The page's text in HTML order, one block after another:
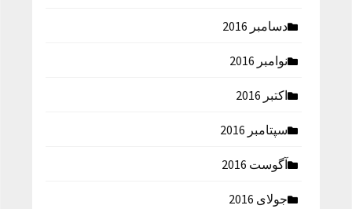
دسامبر 2016
نوامبر 2016
اکتبر 2016
سپتامبر 2016
آگوست 2016
جولای 2016